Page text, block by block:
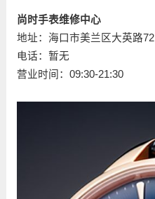
尚时手表维修中心
地址：海口市美兰区大英路72
电话：暂无
营业时间：09:30-21:30